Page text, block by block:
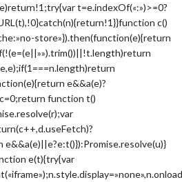
t=e.indexOf(«:»)>=0?
c()
store»}).then(function(e){return
e&&a(e)?
function t()
e(t){try{var